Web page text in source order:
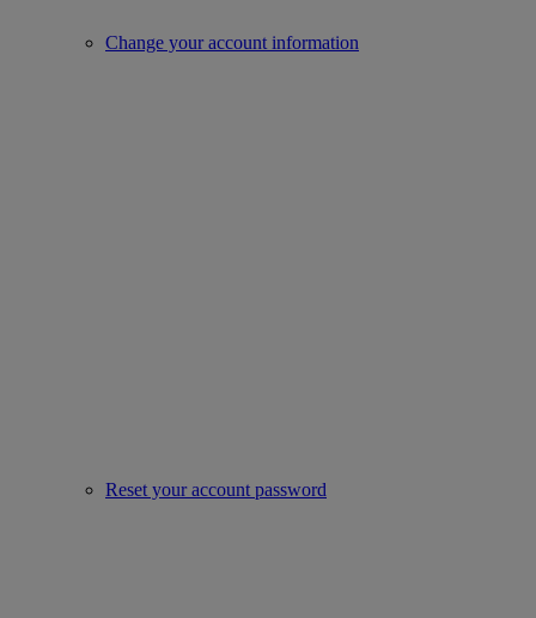
Change your account information
Reset your account password